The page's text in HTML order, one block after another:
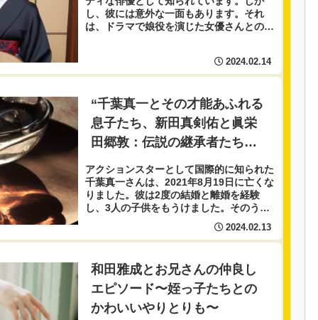
し、彼には意外な一面もあります。それ
は、ドラマで娘役を演じた女優さんとの仲
2024.02.14
“千葉真一とその才能あふれる
息子たち、新田真剣佑と眞栄
田郷敦：伝説の継承者たちの
アクションスターとして国際的に知られた
千葉真一さんは、2021年8月19日に亡くな
りました。彼は2度の結婚と離婚を経験
し、3人の子供をもうけました。そのうち
の2人長男の新田真剣佑さんと次男の眞栄
田郷敦さんは、父親譲りのイケメン俳優と
して活躍...
2024.02.13
和田雅成とお兄さんの仲良し
エピソード〜姪っ子たちとの
かわいいやりとりも〜